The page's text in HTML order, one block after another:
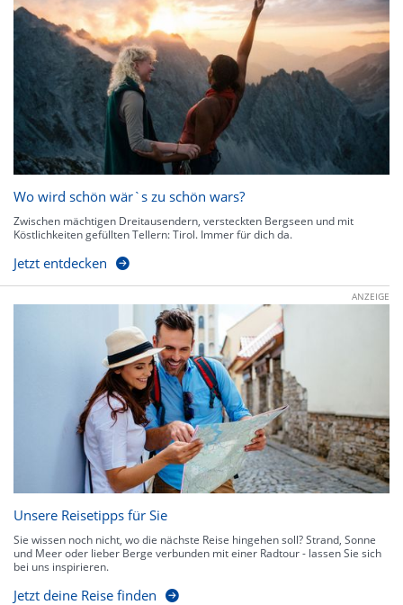
Wo wird schön wär`s zu schön wars?
Zwischen mächtigen Dreitausendern, versteckten Bergseen und mit
Köstlichkeiten gefüllten Tellern: Tirol. Immer für dich da.
Jetzt entdecken
ANZEIGE
Unsere Reisetipps für Sie
Sie wissen noch nicht, wo die nächste Reise hingehen soll? Strand, Sonne
und Meer oder lieber Berge verbunden mit einer Radtour - lassen Sie sich
bei uns inspirieren.
Jetzt deine Reise finden